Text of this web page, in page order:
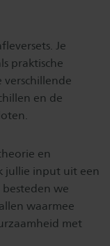
Je
praktische
verschillende
en de
en
jullie input uit een
we
waarmee
met